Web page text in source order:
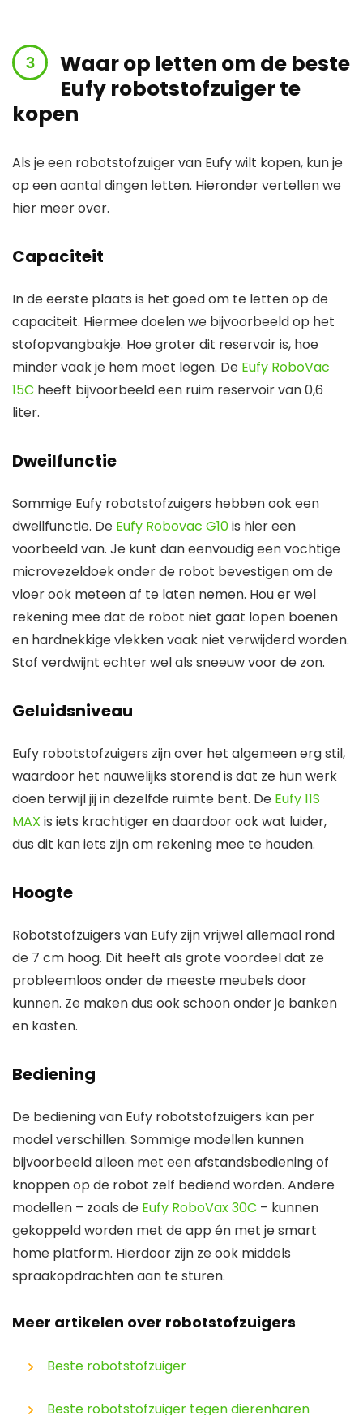
Waar op letten om de beste
Eufy robotstofzuiger te
kopen
Als je een robotstofzuiger van Eufy wilt kopen, kun je
op een aantal dingen letten. Hieronder vertellen we
hier meer over.
Capaciteit
In de eerste plaats is het goed om te letten op de
capaciteit. Hiermee doelen we bijvoorbeeld op het
stofopvangbakje. Hoe groter dit reservoir is, hoe
minder vaak je hem moet legen. De Eufy RoboVac
15C heeft bijvoorbeeld een ruim reservoir van 0,6
liter.
Dweilfunctie
Sommige Eufy robotstofzuigers hebben ook een
dweilfunctie. De Eufy Robovac G10is hier een
voorbeeld van. Je kunt dan eenvoudig een vochtige
microvezeldoek onder de robot bevestigen om de
vloer ook meteen af te laten nemen. Hou er wel
rekening mee dat de robot niet gaat lopen boenen
en hardnekkige vlekken vaak niet verwijderd worden.
Stof verdwijnt echter wel als sneeuw voor de zon.
Geluidsniveau
Eufy robotstofzuigers zijn over het algemeen erg stil,
waardoor het nauwelijks storend is dat ze hun werk
doen terwijl jij in dezelfde ruimte bent. De Eufy 11S
MAX is iets krachtiger en daardoor ook wat luider,
dus dit kan iets zijn om rekening mee te houden.
Hoogte
Robotstofzuigers van Eufy zijn vrijwel allemaal rond
de 7 cm hoog. Dit heeft als grote voordeel dat ze
probleemloos onder de meeste meubels door
kunnen. Ze maken dus ook schoon onder je banken
en kasten.
Bediening
De bediening van Eufy robotstofzuigers kan per
model verschillen. Sommige modellen kunnen
bijvoorbeeld alleen met een afstandsbediening of
knoppen op de robot zelf bediend worden. Andere
modellen – zoals de Eufy RoboVax 30C – kunnen
gekoppeld worden met de app én met je smart
home platform. Hierdoor zijn ze ook middels
spraakopdrachten aan te sturen.
Meer artikelen over robotstofzuigers
Beste robotstofzuiger
Beste robotstofzuiger tegen dierenharen